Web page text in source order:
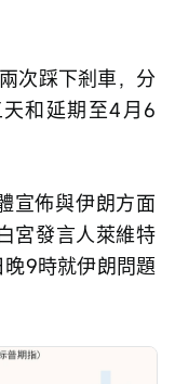
和延期至4月6
宮發言人萊維特
9時就伊朗問題